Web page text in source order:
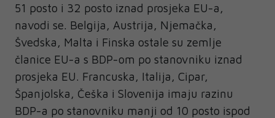
51 posto i 32 posto iznad prosjeka EU-a,
navodi se. Belgija, Austrija, Njemačka,
Švedska, Malta i Finska ostale su zemlje
članice EU-a s BDP-om po stanovniku iznad
prosjeka EU. Francuska, Italija, Cipar,
Španjolska, Češka i Slovenija imaju razinu
BDP-a po stanovniku manji od 10 posto ispod